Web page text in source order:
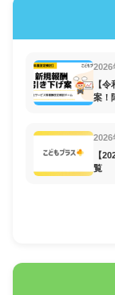
2026
【
案！
2026
【
覧